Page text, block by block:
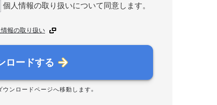
個人情報の取り扱いについて同意します。
報の取り扱い
ロードする
ウンロードページへ移動します。